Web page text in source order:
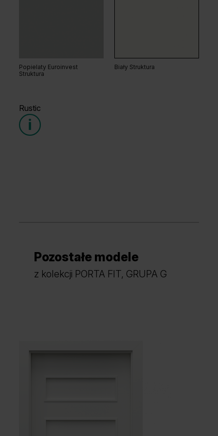
Popielaty Euroinvest
Struktura
Biały Struktura
Rustic
Dąb Catania Akacja Srebrna
Pozostałe modele
z kolekcji PORTA FIT, GRUPA G